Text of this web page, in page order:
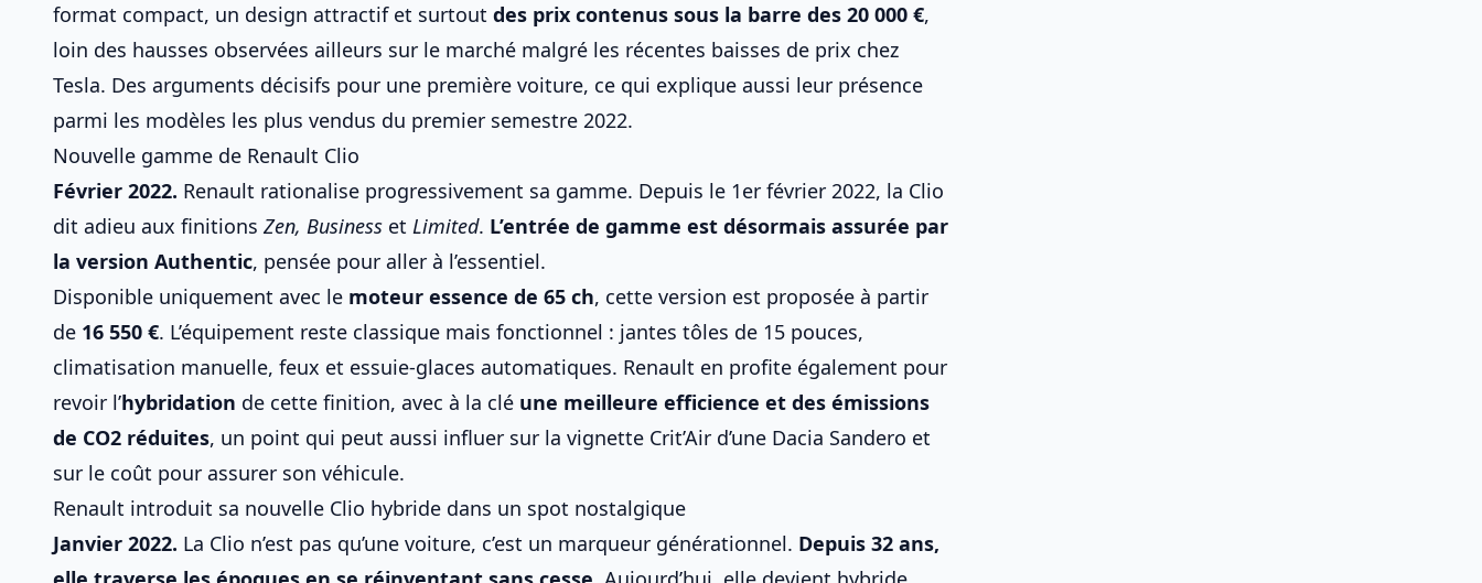
format compact, un design attractif et surtout des prix contenus sous la barre des 20 000 €,
loin des hausses observées ailleurs sur le marché malgré les récentes baisses de prix chez
Tesla. Des arguments décisifs pour une première voiture, ce qui explique aussi leur présence
parmi les modèles les plus vendus du premier semestre 2022.
Nouvelle gamme de Renault Clio
Février 2022. Renault rationalise progressivement sa gamme. Depuis le 1er février 2022, la Clio
dit adieu aux finitions Zen, Business et Limited. L’entrée de gamme est désormais assurée par
la version Authentic, pensée pour aller à l’essentiel.
Disponible uniquement avec le moteur essence de 65 ch, cette version est proposée à partir
de 16 550 €. L’équipement reste classique mais fonctionnel : jantes tôles de 15 pouces,
climatisation manuelle, feux et essuie-glaces automatiques. Renault en profite également pour
revoir l’hybridation de cette finition, avec à la clé une meilleure efficience et des émissions
de CO2 réduites, un point qui peut aussi influer sur la vignette Crit’Air d’une Dacia Sandero et
sur le coût pour assurer son véhicule.
Renault introduit sa nouvelle Clio hybride dans un spot nostalgique
Janvier 2022. La Clio n’est pas qu’une voiture, c’est un marqueur générationnel. Depuis 32 ans,